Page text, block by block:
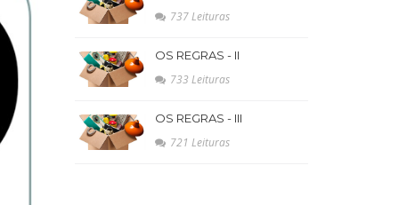
737 Leituras
OS REGRAS - II
733 Leituras
OS REGRAS - III
721 Leituras